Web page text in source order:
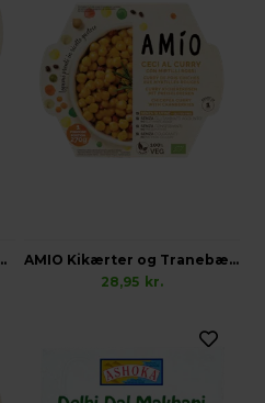
Tomatsauce, Økologisk
AMIO Kikærter og Tranebær i Karry, Økologisk Glutenfri
28,95 kr.